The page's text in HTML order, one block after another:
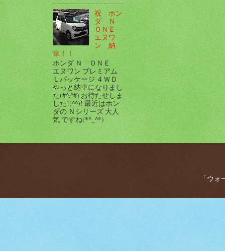
祝 ホン
ダ Ｎ
ＯＮＥ
エヌワ
ン 納
車！！
ホンダ Ｎ ＯＮＥ
エヌワン プレミアム
Ｌパッケージ ４ＷＤ
やっと納車になりまし
た(#^.^#) お待たせしま
した!(^^)! 最近はホン
ダの Ｎシリーズ 大人
気 ですね(*^_^*)
「ウ